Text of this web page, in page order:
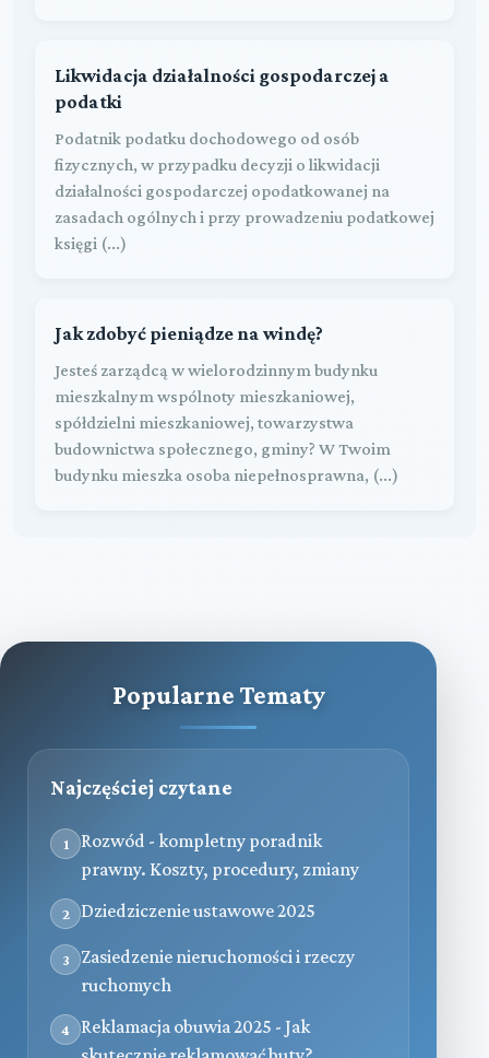
Likwidacja działalności gospodarczej a
podatki
Podatnik podatku dochodowego od osób
fizycznych, w przypadku decyzji o likwidacji
działalności gospodarczej opodatkowanej na
zasadach ogólnych i przy prowadzeniu podatkowej
księgi (...)
Jak zdobyć pieniądze na windę?
Jesteś zarządcą w wielorodzinnym budynku
mieszkalnym wspólnoty mieszkaniowej,
spółdzielni mieszkaniowej, towarzystwa
budownictwa społecznego, gminy? W Twoim
budynku mieszka osoba niepełnosprawna, (...)
Popularne Tematy
Najczęściej czytane
1
Rozwód - kompletny poradnik
prawny. Koszty, procedury, zmiany
2 Dziedziczenie ustawowe 2025
3
Zasiedzenie nieruchomości i rzeczy
ruchomych
4
Reklamacja obuwia 2025 - Jak